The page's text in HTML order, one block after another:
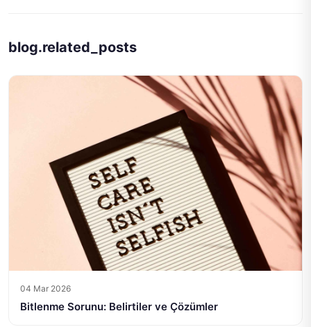
blog.related_posts
04 Mar 2026
Bitlenme Sorunu: Belirtiler ve Çözümler